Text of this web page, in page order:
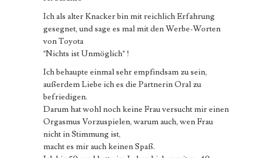
Ich als alter Knacker bin mit reichlich Erfahrung
gesegnet, und sage es mal mit den Werbe-Worten
von Toyota
"Nichts ist Unmöglich" !
Ich behaupte einmal sehr empfindsam zu sein,
außerdem Liebe ich es die Partnerin Oral zu
befriedigen.
Darum hat wohl noch keine Frau versucht mir einen
Orgasmus Vorzuspielen, warum auch, wen Frau
nicht in Stimmung ist,
macht es mir auch keinen Spaß.